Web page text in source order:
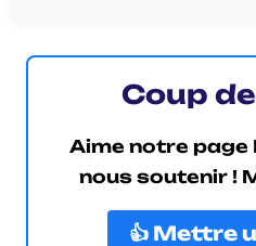
Coup
Aime notre page
nous soutenir !
👍 Mettre